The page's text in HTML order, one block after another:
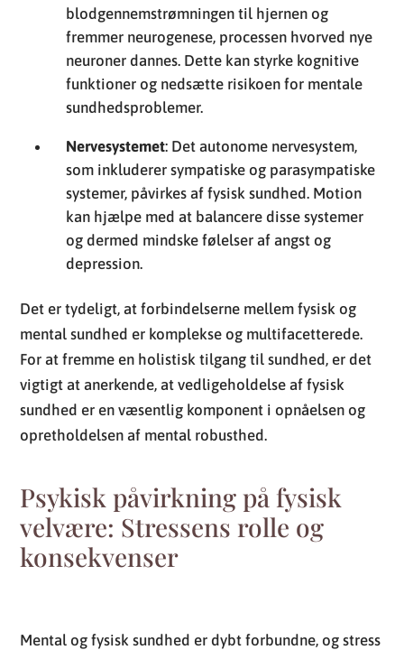
blodgennemstrømningen til hjernen og
fremmer neurogenese, processen hvorved nye
neuroner dannes. Dette kan styrke kognitive
funktioner og nedsætte risikoen for mentale
sundhedsproblemer.
Nervesystemet: Det autonome nervesystem,
som inkluderer sympatiske og parasympatiske
systemer, påvirkes af fysisk sundhed. Motion
kan hjælpe med at balancere disse systemer
og dermed mindske følelser af angst og
depression.
Det er tydeligt, at forbindelserne mellem fysisk og
mental sundhed er komplekse og multifacetterede.
For at fremme en holistisk tilgang til sundhed, er det
vigtigt at anerkende, at vedligeholdelse af fysisk
sundhed er en væsentlig komponent i opnåelsen og
opretholdelsen af mental robusthed.
Psykisk påvirkning på fysisk
velvære: Stressens rolle og
konsekvenser
Mental og fysisk sundhed er dybt forbundne, og stress